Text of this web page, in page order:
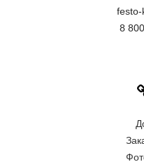
festo-
8